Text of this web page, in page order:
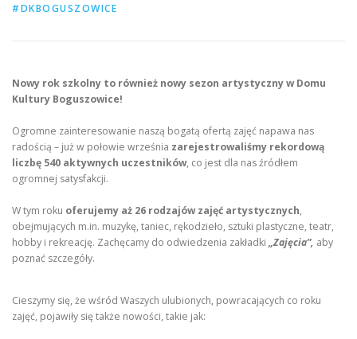
#DKBOGUSZOWICE
Nowy rok szkolny to również nowy sezon artystyczny w Domu
Kultury Boguszowice!
Ogromne zainteresowanie naszą bogatą ofertą zajęć napawa nas
radością – już w połowie września zarejestrowaliśmy rekordową
liczbę 540 aktywnych uczestników, co jest dla nas źródłem
ogromnej satysfakcji.
W tym roku oferujemy aż 26 rodzajów zajęć artystycznych,
obejmujących m.in. muzykę, taniec, rękodzieło, sztuki plastyczne, teatr,
hobby i rekreację. Zachęcamy do odwiedzenia zakładki „Zajęcia”, aby
poznać szczegóły.
Cieszymy się, że wśród Waszych ulubionych, powracających co roku
zajęć, pojawiły się także nowości, takie jak: